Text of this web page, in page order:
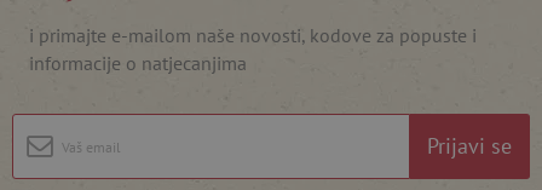
i primajte e-mailom naše novosti, kodove za popuste i
informacije o natjecanjima
Prijavi se
www.agatinsvijet.hr
Googleovu politiku privatnosti